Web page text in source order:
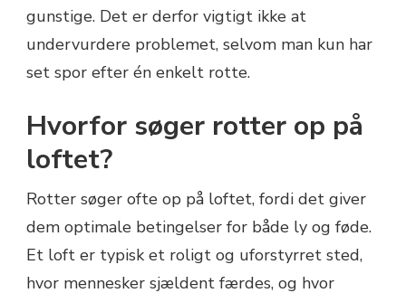
gunstige. Det er derfor vigtigt ikke at
undervurdere problemet, selvom man kun har
set spor efter én enkelt rotte.
Hvorfor søger rotter op på
loftet?
Rotter søger ofte op på loftet, fordi det giver
dem optimale betingelser for både ly og føde.
Et loft er typisk et roligt og uforstyrret sted,
hvor mennesker sjældent færdes, og hvor